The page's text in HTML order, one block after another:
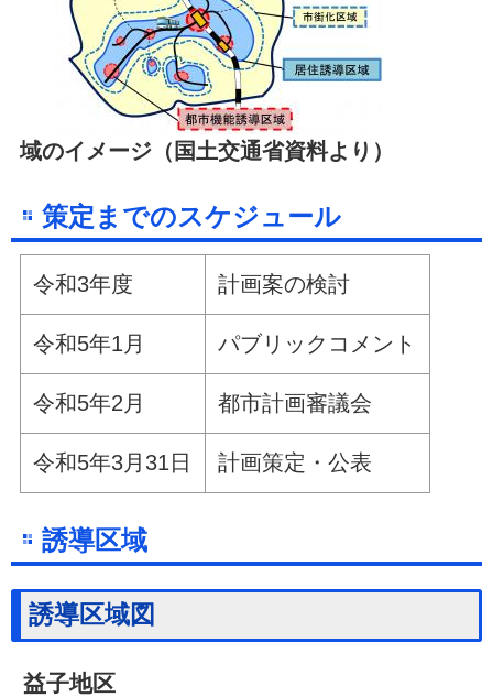
域のイメージ（国土交通省資料より）
策定までのスケジュール
令和3年度 計画案の検討
令和5年1月 パブリックコメント
令和5年2月 都市計画審議会
令和5年3月31日 計画策定・公表
誘導区域
誘導区域図
益子地区